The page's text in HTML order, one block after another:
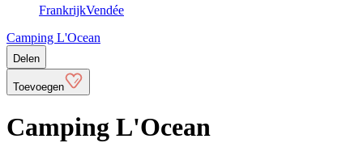
FrankrijkVendée
Camping L'Ocean
Delen
Toevoegen
Camping L'Ocean